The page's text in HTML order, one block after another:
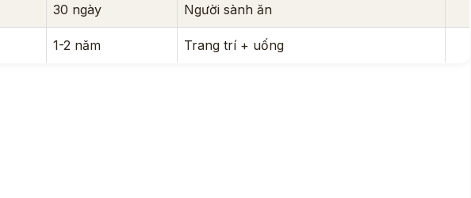
30 ngày Người sành ăn
1-2 năm Trang trí + uống